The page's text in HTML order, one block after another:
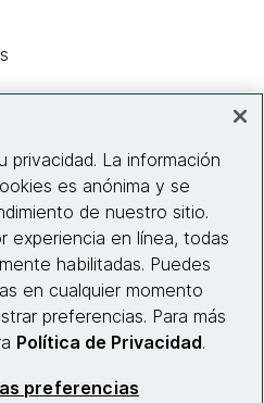
nosotros
privacidad. La información
es anónima y se
de nuestro sitio.
experiencia en línea, todas
habilitadas. Puedes
en cualquier momento
preferencias. Para más
Política de Privacidad.
preferencias